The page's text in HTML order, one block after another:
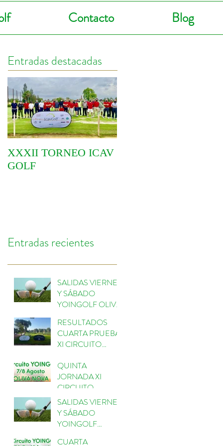
Contacto Blog
Entradas destacadas
XXXII TORNEO ICAV
GOLF
Entradas recientes
SALIDAS VIERNES
Y SÁBADO
YOINGOLF OLIVA
RESULTADOS
CUARTA PRUEBA
XI CIRCUITO
ESCORPIÓN
QUINTA
JORNADA XI
CIRCUITO
YOINGOLF 2026
EN OLIVANOVA
GOLF
SALIDAS VIERNES
Y SÁBADO
YOINGOLF
CUARTA